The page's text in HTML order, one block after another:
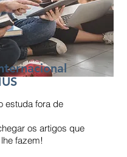
estuda fora de
os artigos que
fazem!